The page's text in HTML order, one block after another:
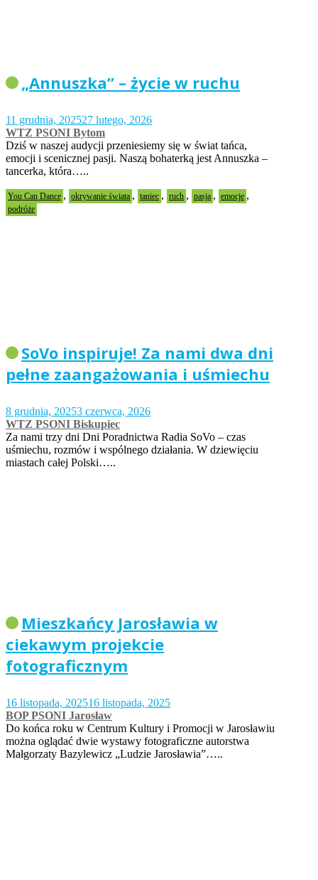
„Annuszka” – życie w ruchu
11 grudnia, 202527 lutego, 2026
WTZ PSONI Bytom
Dziś w naszej audycji przeniesiemy się w świat tańca,
emocji i scenicznej pasji. Naszą bohaterką jest Annuszka –
tancerka, która…..
You Can Dance , okrywanie świata , taniec , ruch , pasja , emocje ,
podróże
SoVo inspiruje! Za nami dwa dni
pełne zaangażowania i uśmiechu
8 grudnia, 20253 czerwca, 2026
WTZ PSONI Biskupiec
Za nami trzy dni Dni Poradnictwa Radia SoVo – czas
uśmiechu, rozmów i wspólnego działania. W dziewięciu
miastach całej Polski…..
Mieszkańcy Jarosławia w
ciekawym projekcie
fotograficznym
16 listopada, 202516 listopada, 2025
BOP PSONI Jarosław
Do końca roku w Centrum Kultury i Promocji w Jarosławiu
można oglądać dwie wystawy fotograficzne autorstwa
Małgorzaty Bazylewicz „Ludzie Jarosławia”…..